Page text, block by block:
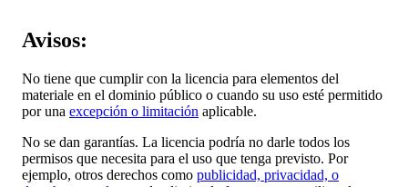
Avisos:
No tiene que cumplir con la licencia para elementos del
materiale en el dominio público o cuando su uso esté permitido
por una excepción o limitación aplicable.
No se dan garantías. La licencia podría no darle todos los
permisos que necesita para el uso que tenga previsto. Por
ejemplo, otros derechos como publicidad, privacidad, o